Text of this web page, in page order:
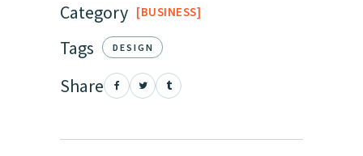
Category BUSINESS
Tags DESIGN
Share